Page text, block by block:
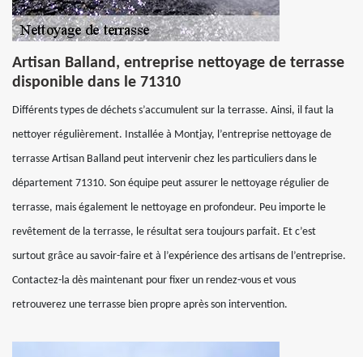
Artisan Balland, entreprise nettoyage de terrasse
disponible dans le 71310
Différents types de déchets s’accumulent sur la terrasse. Ainsi, il faut la
nettoyer régulièrement. Installée à Montjay, l’entreprise nettoyage de
terrasse Artisan Balland peut intervenir chez les particuliers dans le
département 71310. Son équipe peut assurer le nettoyage régulier de
terrasse, mais également le nettoyage en profondeur. Peu importe le
revêtement de la terrasse, le résultat sera toujours parfait. Et c’est
surtout grâce au savoir-faire et à l’expérience des artisans de l’entreprise.
Contactez-la dès maintenant pour fixer un rendez-vous et vous
retrouverez une terrasse bien propre après son intervention.